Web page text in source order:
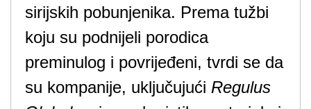
sirijskih pobunjenika. Prema tužbi
koju su podnijeli porodica
preminulog i povrijeđeni, tvrdi se da
su kompanije, uključujući Regulus